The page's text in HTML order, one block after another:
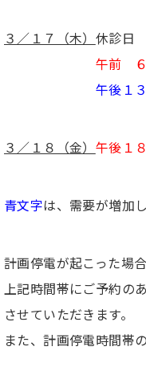
３／１７（木） 休診日
午前 ６
午後１
３／１８（金） 午後１
青文字は、需要が増加
計画停電が起こった場
上記時間帯にご予約の
させていただきます。
また、計画停電時間帯